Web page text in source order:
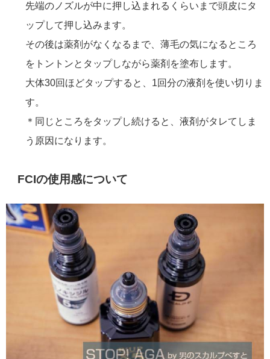
先端のノズルが中に押し込まれるくらいまで頭皮にタ
ップして押し込みます。
その後は薬剤がなくなるまで、薄毛の気になるところ
をトントンとタップしながら薬剤を塗布します。
大体30回ほどタップすると、1回分の液剤を使い切りま
す。
＊同じところをタップし続けると、液剤がタレてしま
う原因になります。
FCIの使用感について